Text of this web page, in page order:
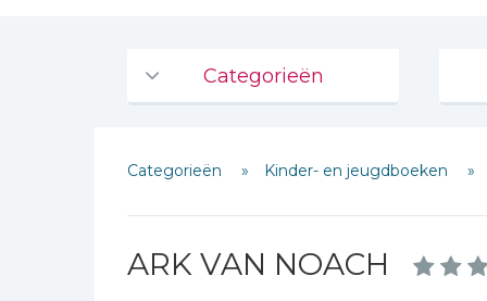
Categorieën
De Bijbel
Bijbelse Dagboeken 2026
Bijbelstudie groepen
Categorieën Kinder- en jeugdboeken
ARK VAN NOACH